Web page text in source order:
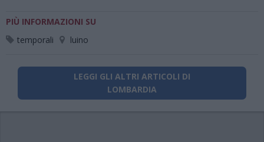
PIÙ INFORMAZIONI SU
temporali
luino
LEGGI GLI ALTRI ARTICOLI DI
LOMBARDIA